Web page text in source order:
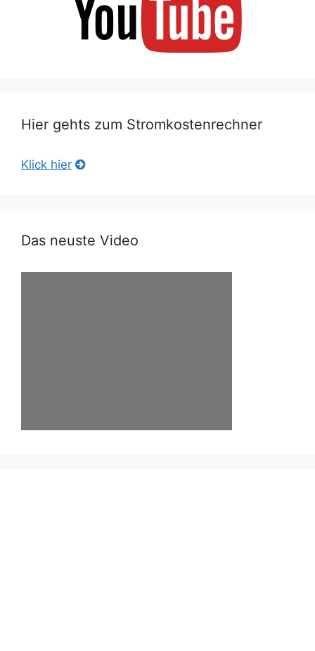
Hier gehts zum Stromkostenrechner
Klick hier
Das neuste Video